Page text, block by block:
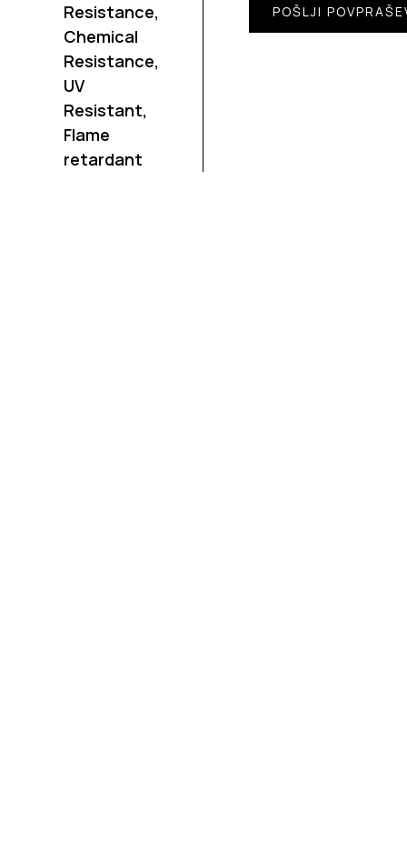
Resistance,
Chemical
Resistance,
UV
Resistant,
Flame
retardant
POŠLJI